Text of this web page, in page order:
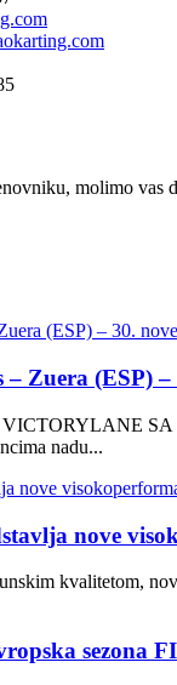
molimo vas
Zuera (ESP) –
SA
nadu...
nove
kvalitetom,
sezona